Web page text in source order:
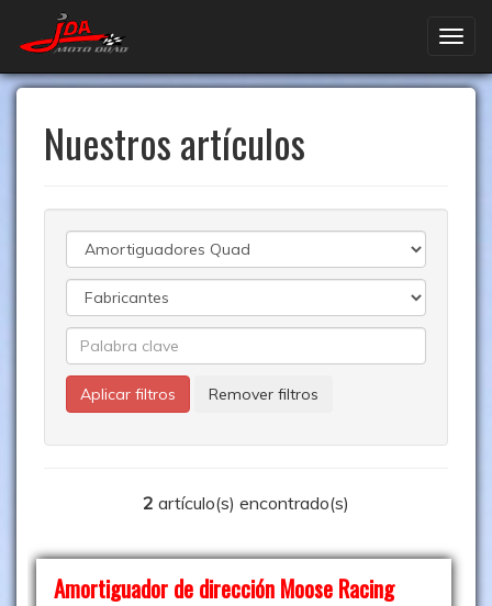
Nuestros artículos
2 artículo(s) encontrado(s)
Amortiguador de dirección Moose Racing